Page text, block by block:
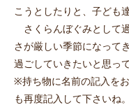
こうとしたりと、子ども
さくらんぼぐみとして
さが厳しい季節になって
過ごしていきたいと思っ
※持ち物に名前の記入を
も再度記入して下さいね。